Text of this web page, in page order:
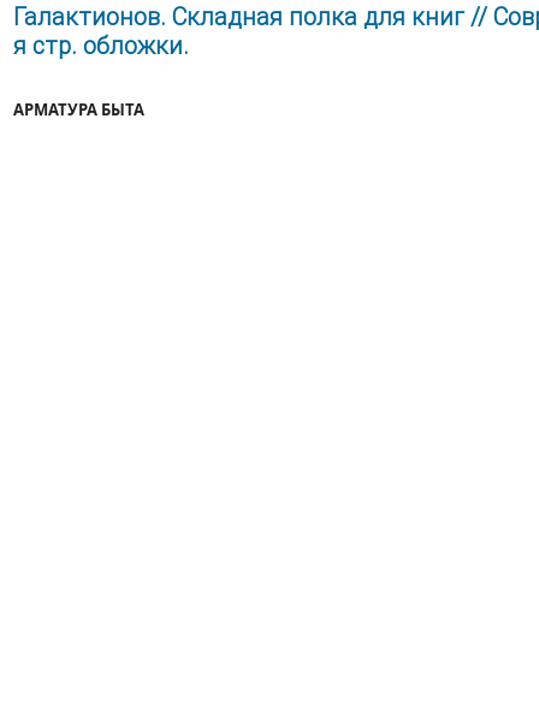
Галактионов. Складная полка для книг //
я стр. обложки.
АРМАТУРА БЫТА